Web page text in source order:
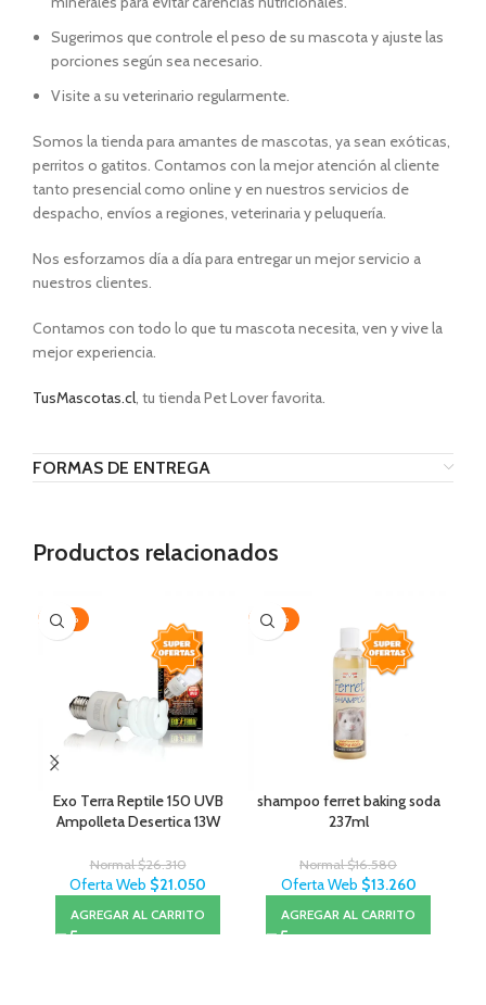
Sugerimos que controle el peso de su mascota y ajuste las
porciones según sea necesario.
Visite a su veterinario regularmente.
Somos la tienda para amantes de mascotas, ya sean exóticas,
perritos o gatitos. Contamos con la mejor atención al cliente
tanto presencial como online y en nuestros servicios de
despacho, envíos a regiones, veterinaria y peluquería.
Nos esforzamos día a día para entregar un mejor servicio a
nuestros clientes.
Contamos con todo lo que tu mascota necesita, ven y vive la
mejor experiencia.
TusMascotas.cl, tu tienda Pet Lover favorita.
FORMAS DE ENTREGA
Productos relacionados
-20%
Exo Terra Reptile 150 UVB
Ampolleta Desertica 13W
Normal$26.310
Oferta Web $21.050
AGREGAR AL CARRITO
-20%
shampoo ferret baking soda
237ml
Normal$16.580
Oferta Web $13.260
AGREGAR AL CARRITO